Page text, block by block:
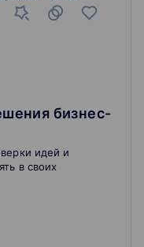
бизнес-
идей и
в своих